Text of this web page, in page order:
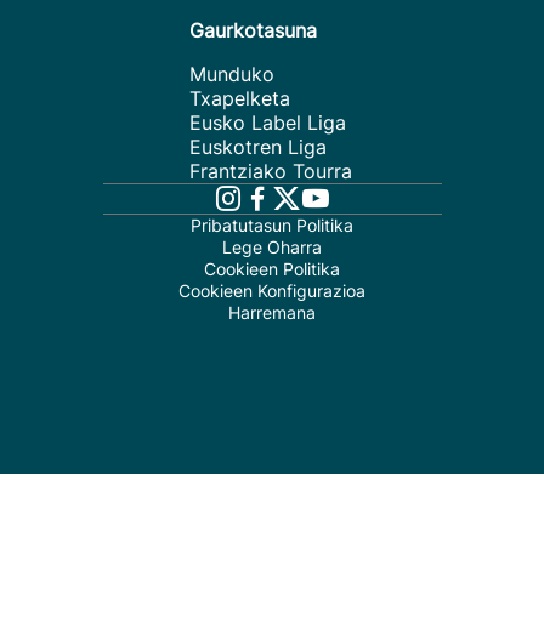
Gaurkotasuna
Munduko
Txapelketa
Eusko Label Liga
Euskotren Liga
Frantziako Tourra
Pribatutasun Politika
Lege Oharra
Cookieen Politika
Cookieen Konfigurazioa
Harremana